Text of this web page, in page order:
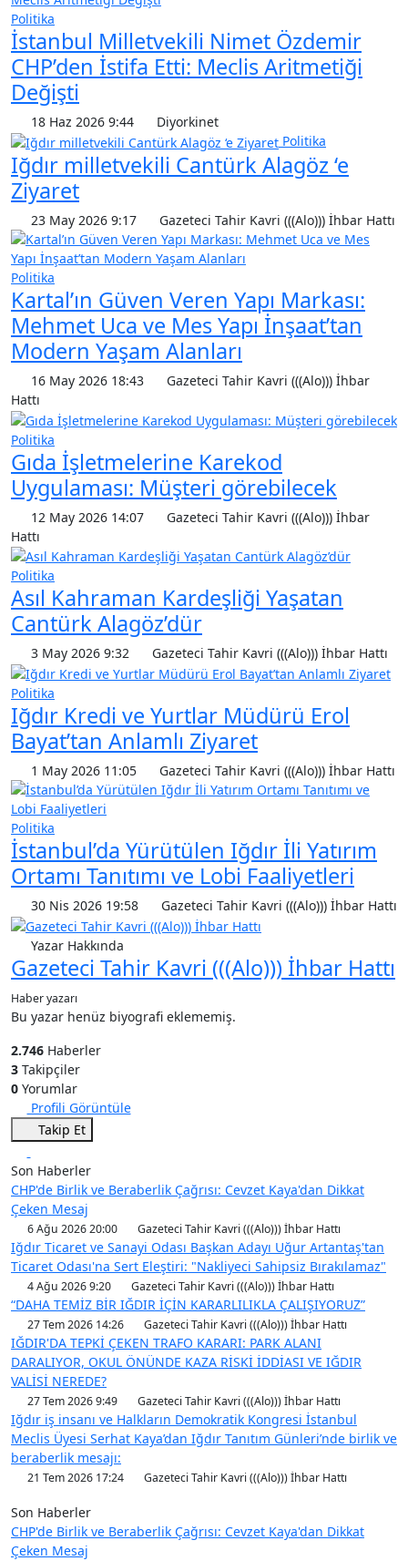
Politika
İstanbul Milletvekili Nimet Özdemir
CHP’den İstifa Etti: Meclis Aritmetiği
Değişti
18 Haz 2026 9:44
Diyorkinet
Politika
Iğdır milletvekili Cantürk Alagöz ‘e
Ziyaret
23 May 2026 9:17 Gazeteci Tahir Kavri (((Alo))) İhbar Hattı
Politika
Kartal’ın Güven Veren Yapı Markası:
Mehmet Uca ve Mes Yapı İnşaat’tan
Modern Yaşam Alanları
16 May 2026 18:43
Gazeteci Tahir Kavri (((Alo))) İhbar
Hattı
Politika
Gıda İşletmelerine Karekod
Uygulaması: Müşteri görebilecek
12 May 2026 14:07
Gazeteci Tahir Kavri (((Alo))) İhbar
Hattı
Politika
Asıl Kahraman Kardeşliği Yaşatan
Cantürk Alagöz’dür
3 May 2026 9:32 Gazeteci Tahir Kavri (((Alo))) İhbar Hattı
Politika
Iğdır Kredi ve Yurtlar Müdürü Erol
Bayat’tan Anlamlı Ziyaret
1 May 2026 11:05 Gazeteci Tahir Kavri (((Alo))) İhbar Hattı
Politika
İstanbul’da Yürütülen Iğdır İli Yatırım
Ortamı Tanıtımı ve Lobi Faaliyetleri
30 Nis 2026 19:58 Gazeteci Tahir Kavri (((Alo))) İhbar Hattı
Yazar Hakkında
Gazeteci Tahir Kavri (((Alo))) İhbar Hattı
Haber yazarı
Bu yazar henüz biyografi eklememiş.
2.746 Haberler
3 Takipçiler
0 Yorumlar
Profili Görüntüle
Takip Et
Son Haberler
CHP'de Birlik ve Beraberlik Çağrısı: Cevzet Kaya'dan Dikkat
Çeken Mesaj
6 Ağu 2026 20:00 Gazeteci Tahir Kavri (((Alo))) İhbar Hattı
Iğdır Ticaret ve Sanayi Odası Başkan Adayı Uğur Artantaş'tan
Ticaret Odası'na Sert Eleştiri: "Nakliyeci Sahipsiz Bırakılamaz"
4 Ağu 2026 9:20 Gazeteci Tahir Kavri (((Alo))) İhbar Hattı
“DAHA TEMİZ BİR IĞDIR İÇİN KARARLILIKLA ÇALIŞIYORUZ”
27 Tem 2026 14:26 Gazeteci Tahir Kavri (((Alo))) İhbar Hattı
IĞDIR'DA TEPKİ ÇEKEN TRAFO KARARI: PARK ALANI
DARALIYOR, OKUL ÖNÜNDE KAZA RİSKİ İDDİASI VE IĞDIR
VALİSİ NEREDE?
27 Tem 2026 9:49 Gazeteci Tahir Kavri (((Alo))) İhbar Hattı
Iğdır iş insanı ve Halkların Demokratik Kongresi İstanbul
Meclis Üyesi Serhat Kaya’dan Iğdır Tanıtım Günleri’nde birlik ve
beraberlik mesajı:
21 Tem 2026 17:24 Gazeteci Tahir Kavri (((Alo))) İhbar Hattı
Son Haberler
CHP'de Birlik ve Beraberlik Çağrısı: Cevzet Kaya'dan Dikkat
Çeken Mesaj